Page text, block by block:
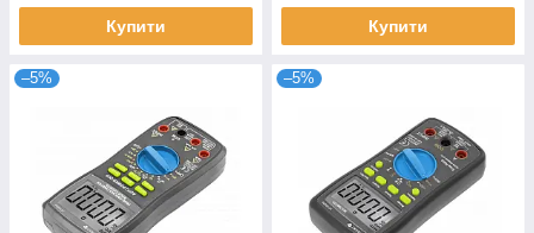
Купити Купити
–5% –5%